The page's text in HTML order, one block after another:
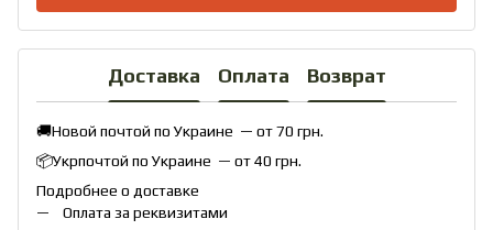
Доставка Оплата Возврат
🚚Новой почтой по Украине — от 70 грн.
📦Укрпочтой по Украине — от 40 грн.
Подробнее о доставке
Оплата за реквизитами